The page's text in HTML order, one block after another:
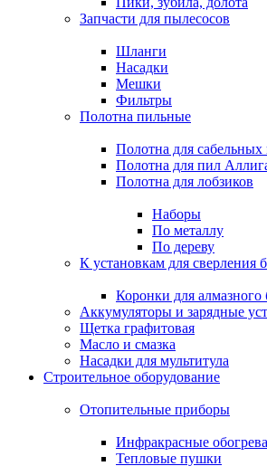
Запчасти для пылесосов
Шланги
Насадки
Мешки
Фильтры
Полотна пильные
Полотна для сабельных
Полотна для пил
Полотна для лобзиков
Наборы
По металлу
По дереву
К установкам для сверления
Коронки для алмазного
Аккумуляторы и зарядные
Щетка графитовая
Масло и смазка
Насадки для мультитула
Строительное оборудование
Отопительные приборы
Инфракрасные
Тепловые пушки